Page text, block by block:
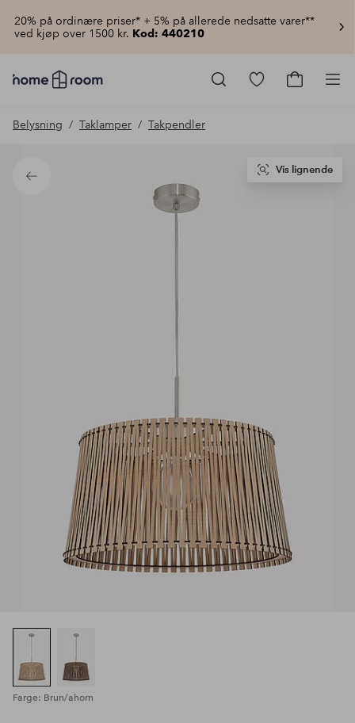
20% på ordinære priser* + 5% på allerede nedsatte varer**
ved kjøp over 1500 kr. Kod: 440210
Homeroom
–
hjemmet
pris
Gå
Gå
Belysning Taklamper Takpendler
Tilbake
Vis lignende
Farge: Brun/ahorn